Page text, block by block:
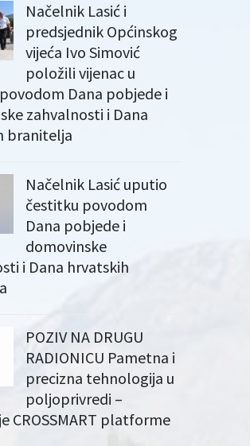
Načelnik Lasić i
predsjednik Općinskog
vijeća Ivo Simović
položili vijenac u
Dana pobjede i
zahvalnosti i Dana
branitelja
Načelnik Lasić uputio
čestitku povodom
Dana pobjede i
domovinske
i Dana hrvatskih
POZIV NA DRUGU
RADIONICU Pametna i
precizna tehnologija u
poljoprivredi –
CROSSMART platforme